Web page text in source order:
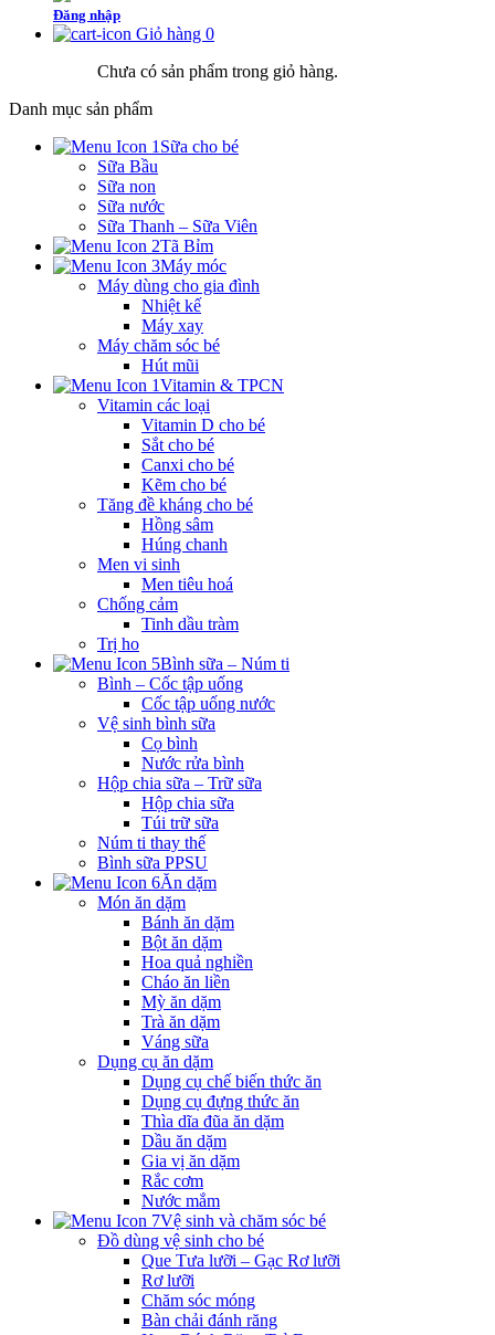
Đăng nhập
Giỏ hàng 0
Chưa có sản phẩm trong giỏ hàng.
Danh mục sản phẩm
Sữa cho bé
Sữa Bầu
Sữa non
Sữa nước
Sữa Thanh – Sữa Viên
Tã Bỉm
Máy móc
Máy dùng cho gia đình
Nhiệt kế
Máy xay
Máy chăm sóc bé
Hút mũi
Vitamin & TPCN
Vitamin các loại
Vitamin D cho bé
Sắt cho bé
Canxi cho bé
Kẽm cho bé
Tăng đề kháng cho bé
Hồng sâm
Húng chanh
Men vi sinh
Men tiêu hoá
Chống cảm
Tinh dầu tràm
Trị ho
Bình sữa – Núm ti
Bình – Cốc tập uống
Cốc tập uống nước
Vệ sinh bình sữa
Cọ bình
Nước rửa bình
Hộp chia sữa – Trữ sữa
Hộp chia sữa
Túi trữ sữa
Núm ti thay thế
Bình sữa PPSU
Ăn dặm
Món ăn dặm
Bánh ăn dặm
Bột ăn dặm
Hoa quả nghiền
Cháo ăn liền
Mỳ ăn dặm
Trà ăn dặm
Váng sữa
Dụng cụ ăn dặm
Dụng cụ chế biến thức ăn
Dụng cụ đựng thức ăn
Thìa dĩa đũa ăn dặm
Dầu ăn dặm
Gia vị ăn dặm
Rắc cơm
Nước mắm
Vệ sinh và chăm sóc bé
Đồ dùng vệ sinh cho bé
Que Tưa lưỡi – Gạc Rơ lưỡi
Rơ lưỡi
Chăm sóc móng
Bàn chải đánh răng